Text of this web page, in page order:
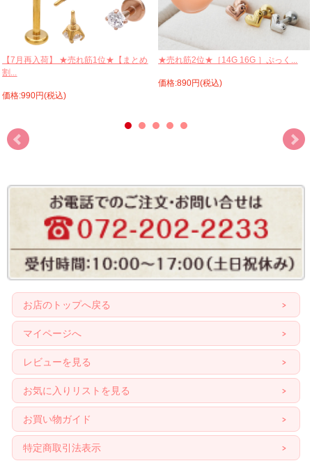
【7月再入荷】 ★売れ筋1位★【まとめ
割...
価格:990円(税込)
★売れ筋2位★［14G 16G ］ぷっく...
価格:890円(税込)
お店のトップへ戻る
マイページへ
レビューを見る
お気に入りリストを見る
お買い物ガイド
特定商取引法表示